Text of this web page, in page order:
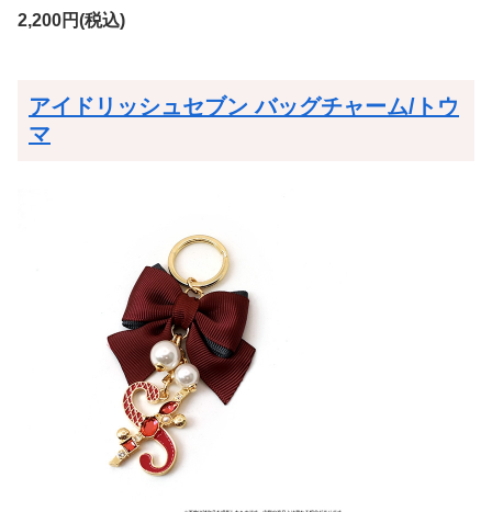
2,200円(税込)
アイドリッシュセブン バッグチャーム/トウ
マ